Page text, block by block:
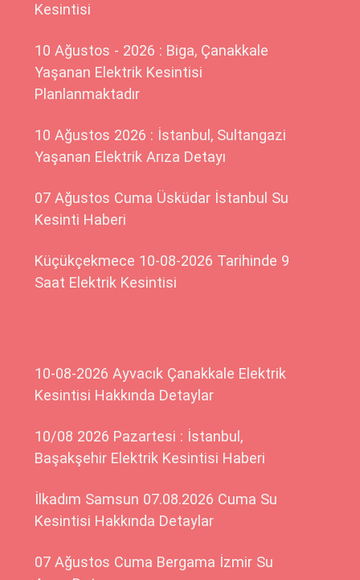
Kesintisi
10 Ağustos - 2026 : Biga, Çanakkale
Yaşanan Elektrik Kesintisi
Planlanmaktadır
10 Ağustos 2026 : İstanbul, Sultangazi
Yaşanan Elektrik Arıza Detayı
07 Ağustos Cuma Üsküdar İstanbul Su
Kesinti Haberi
Küçükçekmece 10-08-2026 Tarihinde 9
Saat Elektrik Kesintisi
10-08-2026 Ayvacık Çanakkale Elektrik
Kesintisi Hakkında Detaylar
10/08 2026 Pazartesi : İstanbul,
Başakşehir Elektrik Kesintisi Haberi
İlkadım Samsun 07.08.2026 Cuma Su
Kesintisi Hakkında Detaylar
07 Ağustos Cuma Bergama İzmir Su